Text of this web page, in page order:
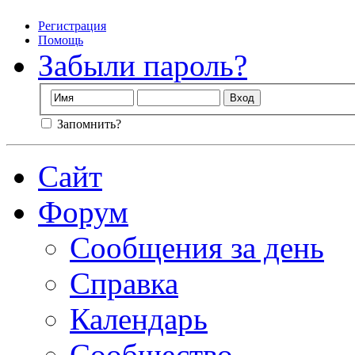
Регистрация
Помощь
Забыли пароль?
Запомнить?
Сайт
Форум
Сообщения за день
Справка
Календарь